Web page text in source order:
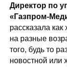
Директор по
«Газпром-
рассказала как
на разные
того, будь то
новостной или